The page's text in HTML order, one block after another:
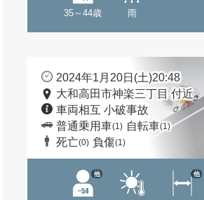
35～44歳 雨
2024年1月20日(土)20:48
大和高田市神楽三丁目 付近
車両相互 小破事故
普通乗用車(1) 自転車(1)
死亡(0) 負傷(1)
他 他